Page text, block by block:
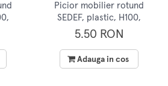
Picior mobilier rotund
SEDEF, plastic, H100,
finisaj alb
5.50 RON
Adauga in cos